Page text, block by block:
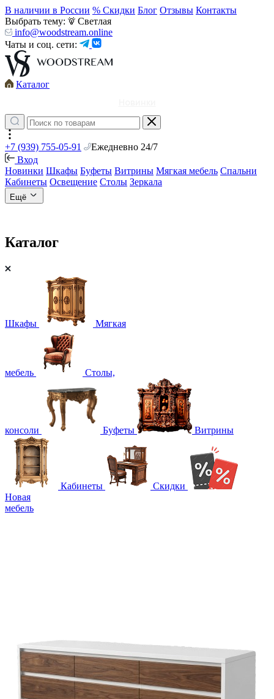
В наличии в России % Скидки Блог Отзывы Контакты
Выбрать тему:
Светлая
info@woodstream.online
Чаты и соц. сети:
Каталог
+7 (939) 755-05-91
Ежедневно 24/7
Вход
Новинки Шкафы Буфеты Витрины Мягкая мебель Спальни
Кабинеты Освещение Столы Зеркала
Ещё
Каталог
Шкафы Мягкая
мебель Столы,
консоли Буфеты Витрины
Кабинеты
Скидки
Новая
мебель